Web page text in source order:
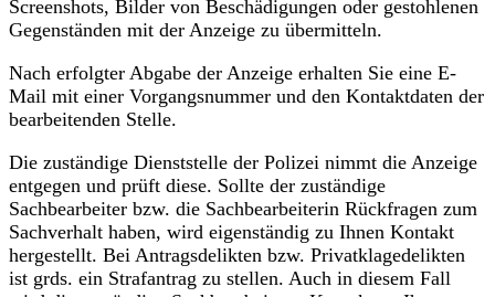
Screenshots, Bilder von Beschädigungen oder gestohlenen
Gegenständen mit der Anzeige zu übermitteln.
Nach erfolgter Abgabe der Anzeige erhalten Sie eine E-
Mail mit einer Vorgangsnummer und den Kontaktdaten der
bearbeitenden Stelle.
Die zuständige Dienststelle der Polizei nimmt die Anzeige
entgegen und prüft diese. Sollte der zuständige
Sachbearbeiter bzw. die Sachbearbeiterin Rückfragen zum
Sachverhalt haben, wird eigenständig zu Ihnen Kontakt
hergestellt. Bei Antragsdelikten bzw. Privatklagedelikten
ist grds. ein Strafantrag zu stellen. Auch in diesem Fall